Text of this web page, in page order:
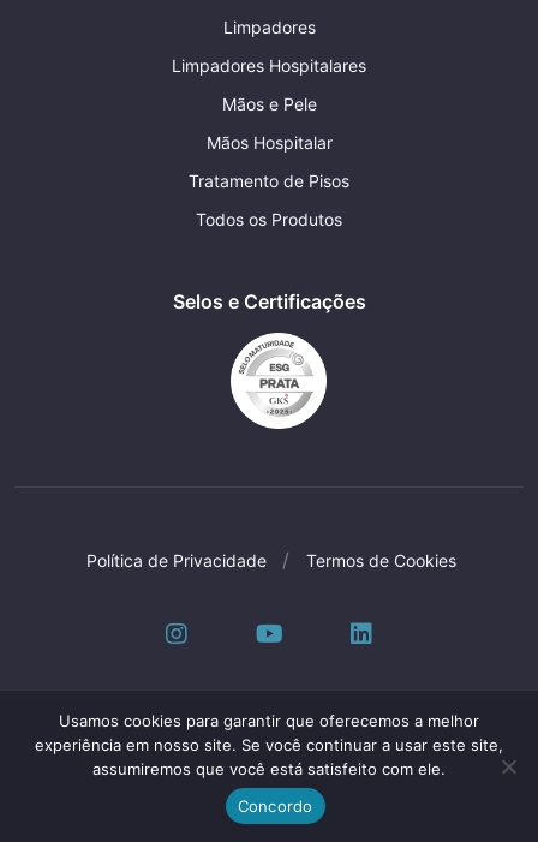
Limpadores
Limpadores Hospitalares
Mãos e Pele
Mãos Hospitalar
Tratamento de Pisos
Todos os Produtos
Selos e Certificações
Política de Privacidade Termos de Cookies
Oleak Industria E Comercio LTDA © Todos os
direitos reservados | CNPJ: 61.153.250/0001-56
Desenvolvido porElo Criativo
Usamos cookies para garantir que oferecemos a melhor
experiência em nosso site. Se você continuar a usar este site,
assumiremos que você está satisfeito com ele.
Concordo